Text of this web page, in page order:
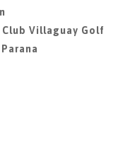
Club Villaguay Golf